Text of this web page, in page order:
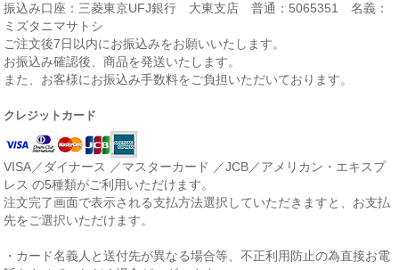
振込み口座：三菱東京UFJ銀行 大東支店 普通：5065351 名義：
ミズタニマサトシ
ご注文後7日以内にお振込みをお願いいたします。
お振込み確認後、商品を発送いたします。
また、お客様にお振込み手数料をご負担いただいております。
クレジットカード
VISA／ダイナース ／マスターカード ／JCB／アメリカン・エキスプ
レス の5種類がご利用いただけます。
注文完了画面で表示される支払方法選択していただきますと、お支払
先をご選択いただけます。
・カード名義人と送付先が異なる場合等、不正利用防止の為直接お電